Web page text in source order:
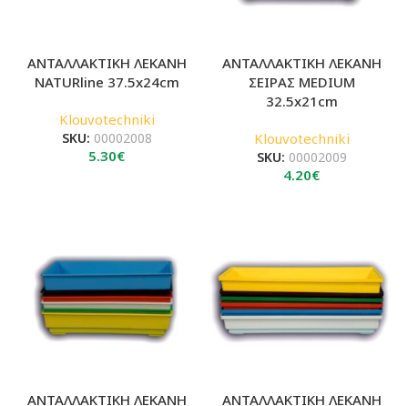
ΑΝΤΑΛΛΑΚΤΙΚΗ ΛΕΚΑΝΗ
NATURline 37.5x24cm
Klouvotechniki
SKU: 00002008
5.30€
ΑΝΤΑΛΛΑΚΤΙΚΗ ΛΕΚΑΝΗ
ΣΕΙΡΑΣ MEDIUM
32.5x21cm
Klouvotechniki
SKU: 00002009
4.20€
ΑΝΤΑΛΛΑΚΤΙΚΗ ΛΕΚΑΝΗ
ΑΝΤΑΛΛΑΚΤΙΚΗ ΛΕΚΑΝΗ